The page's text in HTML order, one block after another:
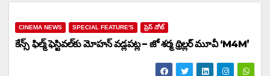
CINEMA NEWS SPECIAL FEATURE'S ప్రెస్ నోట్
కేన్స్ ఫిల్మ్ ఫెస్టివల్‌కు మోహన్ వడ్లపట్ల – జో శర్మ థ్రిల్లర్ మూవీ ‘M4M’